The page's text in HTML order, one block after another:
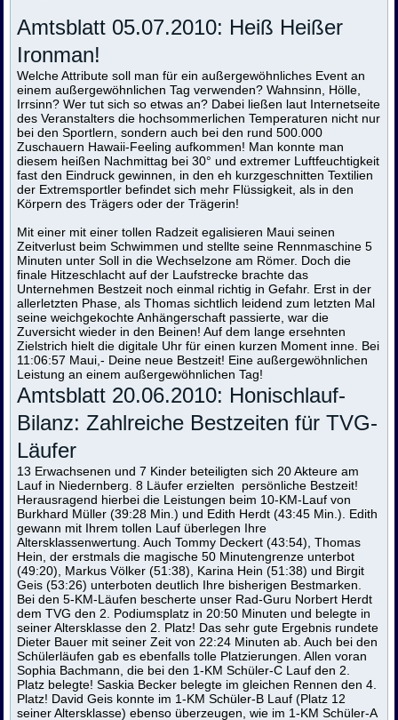
Amtsblatt 05.07.2010: Heiß Heißer
Ironman!
Welche Attribute soll man für ein außergewöhnliches Event an
einem außergewöhnlichen Tag verwenden? Wahnsinn, Hölle,
Irrsinn? Wer tut sich so etwas an? Dabei ließen laut Internetseite
des Veranstalters die hochsommerlichen Temperaturen nicht nur
bei den Sportlern, sondern auch bei den rund 500.000
Zuschauern Hawaii-Feeling aufkommen! Man konnte man
diesem heißen Nachmittag bei 30° und extremer Luftfeuchtigkeit
fast den Eindruck gewinnen, in den eh kurzgeschnitten Textilien
der Extremsportler befindet sich mehr Flüssigkeit, als in den
Körpern des Trägers oder der Trägerin!
Mit einer mit einer tollen Radzeit egalisieren Maui seinen
Zeitverlust beim Schwimmen und stellte seine Rennmaschine 5
Minuten unter Soll in die Wechselzone am Römer. Doch die
finale Hitzeschlacht auf der Laufstrecke brachte das
Unternehmen Bestzeit noch einmal richtig in Gefahr. Erst in der
allerletzten Phase, als Thomas sichtlich leidend zum letzten Mal
seine weichgekochte Anhängerschaft passierte, war die
Zuversicht wieder in den Beinen! Auf dem lange ersehnten
Zielstrich hielt die digitale Uhr für einen kurzen Moment inne. Bei
11:06:57 Maui,- Deine neue Bestzeit! Eine außergewöhnlichen
Leistung an einem außergewöhnlichen Tag!
Amtsblatt 20.06.2010: Honischlauf-
Bilanz: Zahlreiche Bestzeiten für TVG-
Läufer
13 Erwachsenen und 7 Kinder beteiligten sich 20 Akteure am
Lauf in Niedernberg. 8 Läufer erzielten persönliche Bestzeit!
Herausragend hierbei die Leistungen beim 10-KM-Lauf von
Burkhard Müller (39:28 Min.) und Edith Herdt (43:45 Min.). Edith
gewann mit Ihrem tollen Lauf überlegen Ihre
Altersklassenwertung. Auch Tommy Deckert (43:54), Thomas
Hein, der erstmals die magische 50 Minutengrenze unterbot
(49:20), Markus Völker (51:38), Karina Hein (51:38) und Birgit
Geis (53:26) unterboten deutlich Ihre bisherigen Bestmarken.
Bei den 5-KM-Läufen bescherte unser Rad-Guru Norbert Herdt
dem TVG den 2. Podiumsplatz in 20:50 Minuten und belegte in
seiner Altersklasse den 2. Platz! Das sehr gute Ergebnis rundete
Dieter Bauer mit seiner Zeit von 22:24 Minuten ab. Auch bei den
Schülerläufen gab es ebenfalls tolle Platzierungen. Allen voran
Sophia Bachmann, die bei den 1-KM Schüler-C Lauf den 2.
Platz belegte! Saskia Becker belegte im gleichen Rennen den 4.
Platz! David Geis konnte im 1-KM Schüler-B Lauf (Platz 12
seiner Altersklasse) ebenso überzeugen, wie im 1-KM Schüler-A